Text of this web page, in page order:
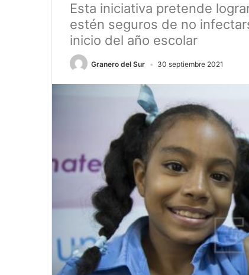
Esta iniciativa pretende
estén seguros de no
inicio del año escolar
Granero del Sur 30 septiembre 2021